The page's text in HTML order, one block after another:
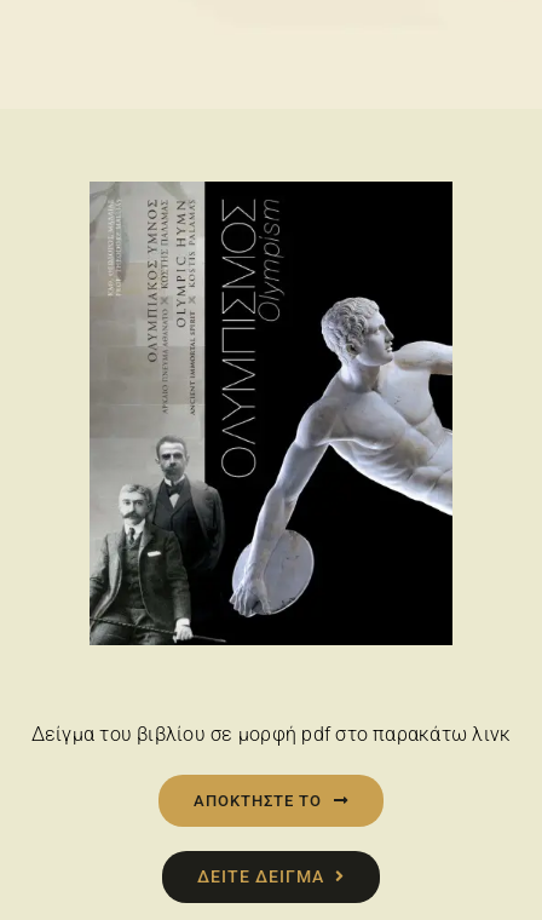
Δείγμα του βιβλίου σε μορφή pdf στο παρακάτω λινκ
ΑΠΟΚΤΗΣΤΕ ΤΟ
ΔΕΙΤΕ ΔΕΙΓΜΑ